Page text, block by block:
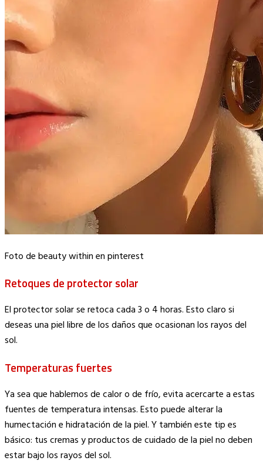
Foto de beauty within en pinterest
Retoques de protector solar
El protector solar se retoca cada 3 o 4 horas. Esto claro si
deseas una piel libre de los daños que ocasionan los rayos del
sol.
Temperaturas fuertes
Ya sea que hablemos de calor o de frío, evita acercarte a estas
fuentes de temperatura intensas. Esto puede alterar la
humectación e hidratación de la piel. Y también este tip es
básico: tus cremas y productos de cuidado de la piel no deben
estar bajo los rayos del sol.